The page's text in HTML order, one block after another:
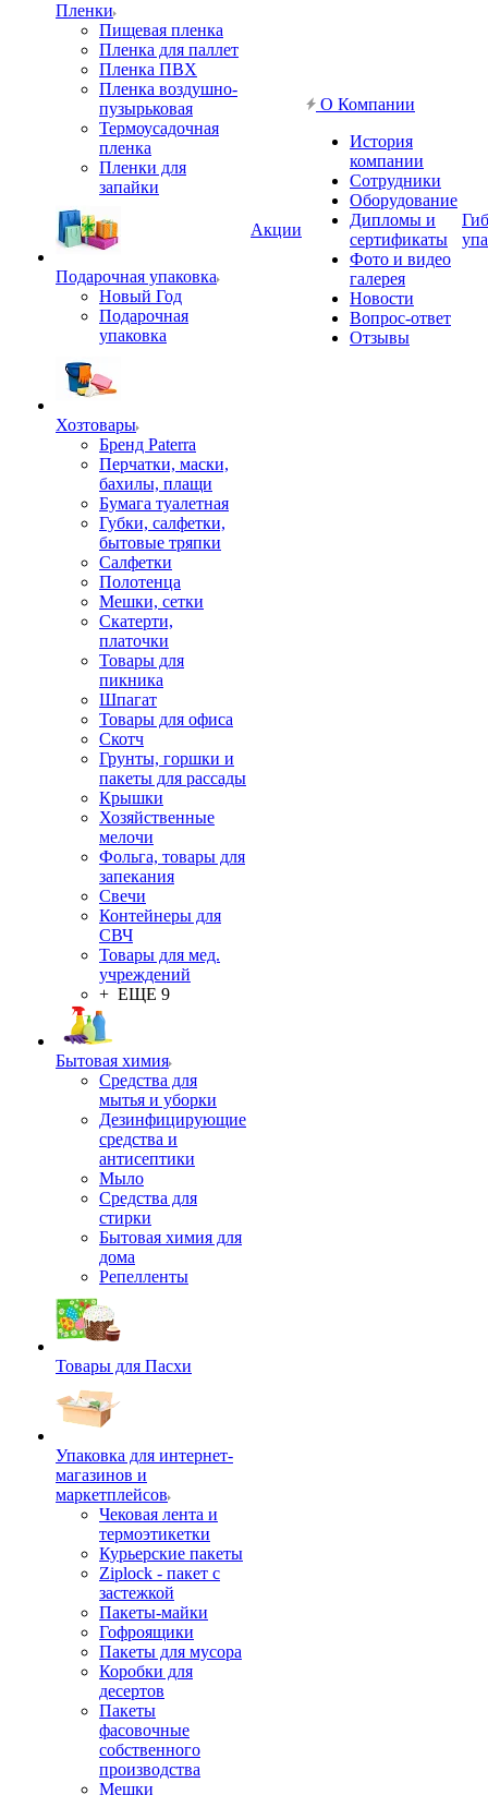
Пленки
Пищевая пленка
Пленка для паллет
Пленка ПВХ
Пленка воздушно-
пузырьковая
Термоусадочная
пленка
Пленки для
запайки
Подарочная упаковка
Новый Год
Подарочная
упаковка
Хозтовары
Бренд Paterra
Перчатки, маски,
бахилы, плащи
Бумага туалетная
Губки, салфетки,
бытовые тряпки
Салфетки
Полотенца
Мешки, сетки
Скатерти,
платочки
Товары для
пикника
Шпагат
Товары для офиса
Скотч
Грунты, горшки и
пакеты для рассады
Крышки
Хозяйственные
мелочи
Фольга, товары для
запекания
Свечи
Контейнеры для
СВЧ
Товары для мед.
учреждений
+ ЕЩЕ 9
Бытовая химия
Средства для
мытья и уборки
Дезинфицирующие
средства и
антисептики
Мыло
Средства для
стирки
Бытовая химия для
дома
Репелленты
Товары для Пасхи
Упаковка для интернет-
магазинов и
маркетплейсов
Чековая лента и
термоэтикетки
Курьерские пакеты
Ziplock - пакет с
застежкой
Пакеты-майки
Гофроящики
Пакеты для мусора
Коробки для
десертов
Пакеты
фасовочные
собственного
производства
Мешки
Акции
О Компании
История
компании
Сотрудники
Оборудование
Дипломы и
сертификаты
Фото и видео
галерея
Новости
Вопрос-ответ
Отзывы